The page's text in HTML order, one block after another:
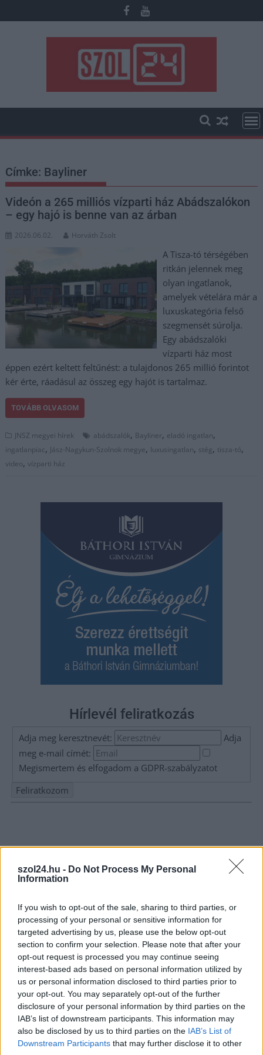
szol24.hu - Do Not Process My Personal
Information
If you wish to opt-out of the sale, sharing to third parties, or
processing of your personal or sensitive information for
targeted advertising by us, please use the below opt-out
section to confirm your selection. Please note that after your
opt-out request is processed you may continue seeing
interest-based ads based on personal information utilized by
us or personal information disclosed to third parties prior to
your opt-out. You may separately opt-out of the further
disclosure of your personal information by third parties on the
IAB’s list of downstream participants. This information may
also be disclosed by us to third parties on the IAB’s List of
Downstream Participants that may further disclose it to other
to
Címke: Bayliner
Videón a 265 milliós vízparti ház Abádszalókon
– egy hajó is benne van az árban
2026.06.02. Horváth Zsolt
A Tisza-tó térségében
ritkán jelennek meg
olyan ingatlanok,
amelyek vételára már a
luxuskategória felső
szegmensét súrolja.
Egy abádszalóki
vízparti ház most
éppen ezért keltett feltűnést: a tulajdonos 265 millió forintot
kér érte, ráadásul az összeg egy hajót is tartalmaz.
TOVÁBB OLVASOM
JNSZ megyei hírek abádszalók, Bayliner, eladó ingatlan,
ingatlanpiac, Jász-Nagykun-Szolnok megye, luxusingatlan, stég, tisza-tó,
video,vízparti ház
Hírlevél feliratkozás
Adja meg keresztnevét:
Adja
meg e-mail címét:
Megismertem és elfogadom a GDPR-szabályzatot
postaládájába érkezik!
A SZOL24 legfrissebb 24 cikke
A Tisza Párt Dr. Baka Andrást jelöli köztársasági elnöknek
Óriási, több mint két méteres harcsát fogott a Tiszán a 13 éves
fiú (VIDEÓVAL)
Hétfőn kezdik, csütörtökön végeznek – lezárás miatt
fennakadásokra és pótlóbuszos közlekedésre számítsunk az
egyik Jász-Nagykun-Szolnok megyei vasútvonalon
Visszaszámlálás indul: -1, 0, Sziget!
Magyarország jobban látszik közelről – heti médiaszemle a